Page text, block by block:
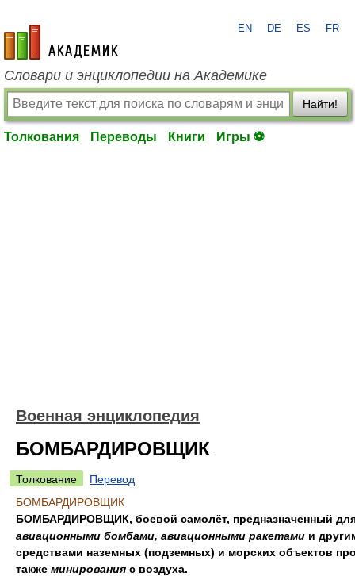
academic.ru
EN DE ES FR
Словари и энциклопедии на Академике
Найти!
Толкования Переводы Книги Игры ⚽
Военная энциклопедия
БОМБАРДИРОВЩИК
Толкование
Перевод
БОМБАРДИРОВЩИК
БОМБАРДИРОВЩИК, боевой самолёт, предназначенный
авиационными бомбами, авиационными ракетами и
средствами наземных (подземных) и морских объектов
также минирования с воздуха.